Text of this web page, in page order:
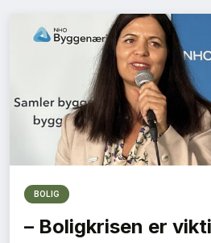
Eiendom
Tips redaksjonen
Annonsering
BOLIG
– Boligkrisen er